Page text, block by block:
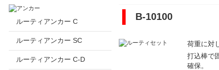
B-10100
荷重に対
打込棒で
確保。
ルーティアンカー C
ルーティアンカー SC
ルーティアンカー C-D